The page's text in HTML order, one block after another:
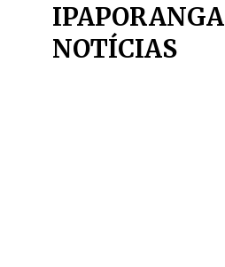
IPAPORANGA
NOTÍCIAS